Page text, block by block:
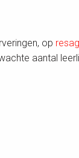
op
aantal